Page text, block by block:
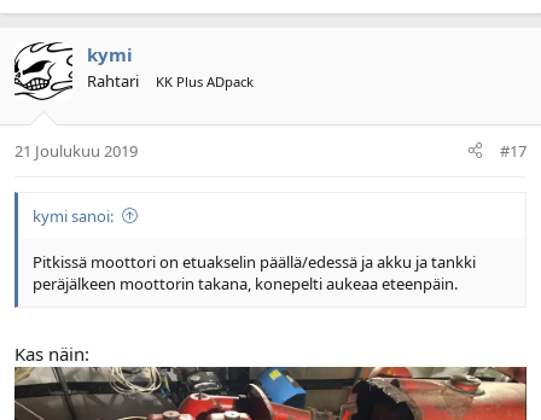
kymi
Rahtari KK Plus ADpack
21 Joulukuu 2019 #17
kymi sanoi:
Pitkissä moottori on etuakselin päällä/edessä ja akku ja tankki
peräjälkeen moottorin takana, konepelti aukeaa eteenpäin.
Kas näin: